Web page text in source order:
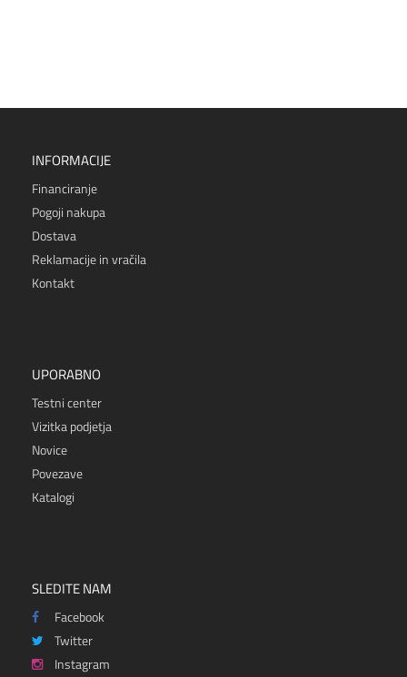
INFORMACIJE
Financiranje
Pogoji nakupa
Dostava
Reklamacije in vračila
Kontakt
UPORABNO
Testni center
Vizitka podjetja
Novice
Povezave
Katalogi
SLEDITE NAM
Facebook
Twitter
Instagram